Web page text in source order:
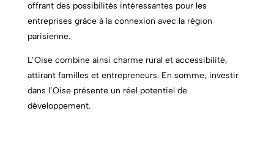
offrant des possibilités intéressantes pour les
entreprises grâce à la connexion avec la région
parisienne.
L’Oise combine ainsi charme rural et accessibilité,
attirant familles et entrepreneurs. En somme, investir
dans l’Oise présente un réel potentiel de
développement.